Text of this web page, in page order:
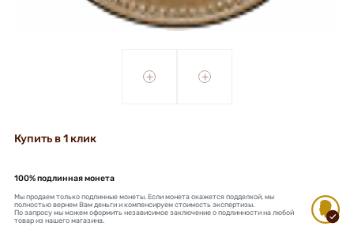
+ +
Купить в 1 клик
100% подлинная монета
Мы продаем только подлинные монеты. Если монета окажется подделкой, мы
полностью вернем Вам деньги и компенсируем стоимость экспертизы.
По запросу мы можем оформить независимое заключение о подлинности на любой
товар из нашего магазина.